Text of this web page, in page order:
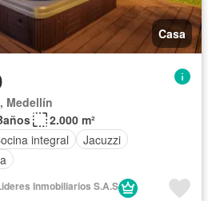
Casa
Medellín
2.000 m²
integral
Jacuzzi
Inmobiliarios S.A.S